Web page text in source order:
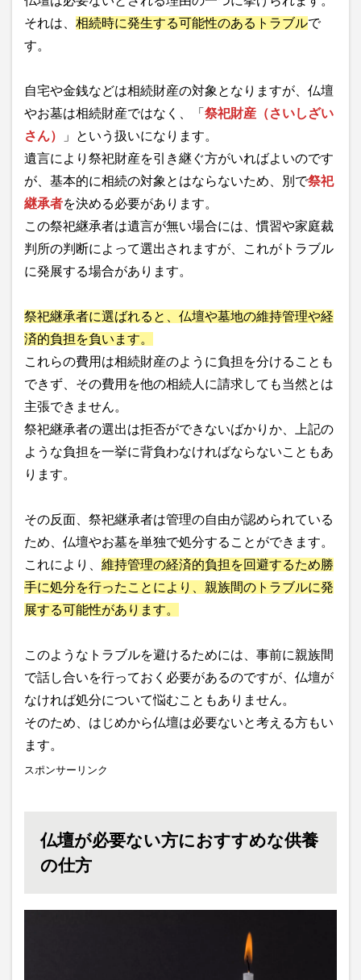
それは、 相続時に発生する可能性のあるトラブルで
す。
自宅や金銭などは相続財産の対象となりますが、仏壇
やお墓は相続財産ではなく、「 祭祀財産（さいしざい
さん）
」という扱いになります。
遺言により祭祀財産を引き継ぐ方がいればよいのです
が、基本的に相続の対象とはならないため、別で祭祀
継承者を決める必要があります。
この祭祀継承者は遺言が無い場合には、慣習や家庭裁
判所の判断によって選出されますが、これがトラブル
に発展する場合があります。
祭祀継承者に選ばれると、仏壇や墓地の維持管理や経
済的負担を負います。
これらの費用は相続財産のように負担を分けることも
できず、その費用を他の相続人に請求しても当然とは
主張できません。
祭祀継承者の選出は拒否ができないばかりか、上記の
ような負担を一挙に背負わなければならないこともあ
ります。
その反面、祭祀継承者は管理の自由が認められている
ため、仏壇やお墓を単独で処分することができます。
これにより、 維持管理の経済的負担を回避するため勝
手に処分を行ったことにより、親族間のトラブルに発
展する可能性があります。
このようなトラブルを避けるためには、事前に親族間
で話し合いを行っておく必要があるのですが、仏壇が
なければ処分について悩むこともありません。
そのため、はじめから仏壇は必要ないと考える方もい
ます。
スポンサーリンク
仏壇が必要ない方におすすめな供養
の仕方